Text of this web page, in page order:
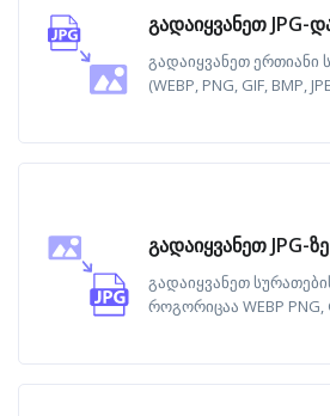
გადაიყვანეთ JPG-
გადაიყვანეთ ერთიანი
(WEBP, PNG, GIF, BMP,
გადაიყვანეთ JPG-ზე
გადაიყვანეთ
როგორიცაა WEBP PNG,